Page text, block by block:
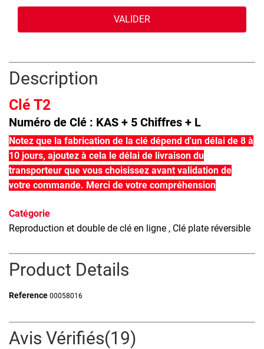
VALIDER
Description
Clé T2
Numéro de Clé : KAS + 5 Chiffres + L
Notez que la fabrication de la clé dépend d'un délai de 8 à
10 jours, ajoutez à cela le délai de livraison du
transporteur que vous choisissez avant validation de
votre commande. Merci de votre compréhension
Catégorie
Reproduction et double de clé en ligne , Clé plate réversible
Product Details
Reference 00058016
Avis Vérifiés(19)